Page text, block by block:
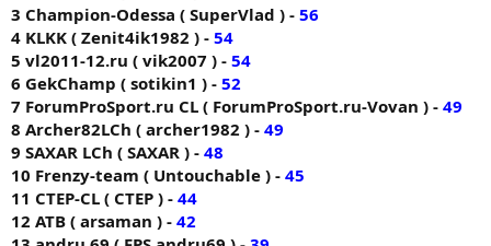
3 Champion-Odessa ( SuperVlad ) - 56
4 KLKK ( Zenit4ik1982 ) - 54
5 vl2011-12.ru ( vik2007 ) - 54
6 GekChamp ( sotikin1 ) - 52
7 ForumProSport.ru CL ( ForumProSport.ru-Vovan ) - 49
8 Archer82LCh ( archer1982 ) - 49
9 SAXAR LCh ( SAXAR ) - 48
10 Frenzy-team ( Untouchable ) - 45
11 CTEP-CL ( CTEP ) - 44
12 ATB ( arsaman ) - 42